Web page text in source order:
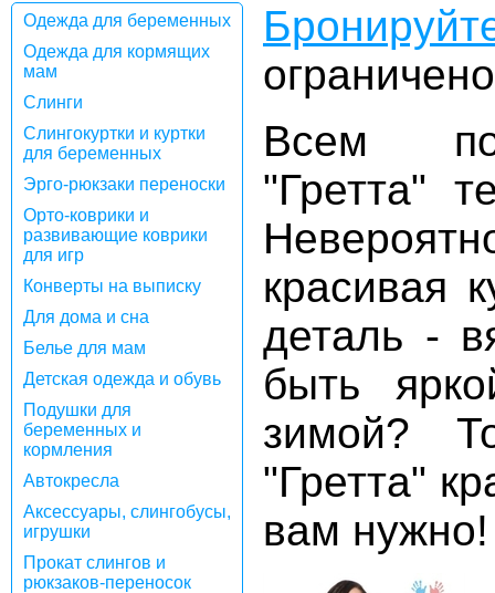
Одежда для беременных
Одежда для кормящих
мам
Слинги
Слингокуртки и куртки
для беременных
Эрго-рюкзаки переноски
Орто-коврики и
развивающие коврики
для игр
Конверты на выписку
Для дома и сна
Белье для мам
Детская одежда и обувь
Подушки для
беременных и
кормления
Автокресла
Аксессуары, слингобусы,
игрушки
Прокат слингов и
рюкзаков-переносок
Всем
"Гретта"
красивая
деталь -
быть
зимой?
"Гретта"
вам нужно!